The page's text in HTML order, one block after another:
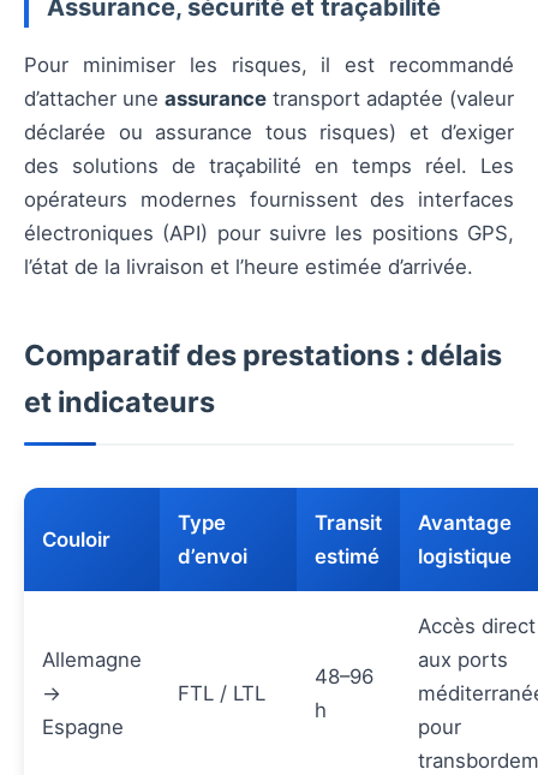
Assurance, sécurité et traçabilité
Pour minimiser les risques, il est recommandé
d’attacher une assurance transport adaptée (valeur
déclarée ou assurance tous risques) et d’exiger
des solutions de traçabilité en temps réel. Les
opérateurs modernes fournissent des interfaces
électroniques (API) pour suivre les positions GPS,
l’état de la livraison et l’heure estimée d’arrivée.
Comparatif des prestations : délais
et indicateurs
Couloir
Type
d’envoi
Transit
estimé
Avantage
logistique
Allemagne
→
Espagne
FTL / LTL
48–96
h
Accès direct
aux ports
pour